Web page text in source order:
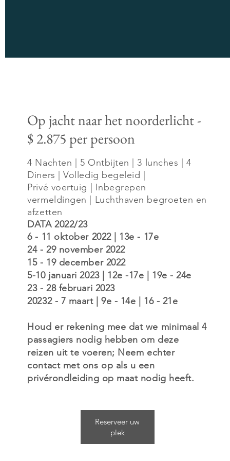
Op jacht naar het noorderlicht -
$ 2.875 per persoon
4 Nachten | 5 Ontbijten | 3 lunches | 4
Diners | Volledig begeleid |
Privé voertuig | Inbegrepen
vermeldingen | Luchthaven begroeten en
afzetten
DATA 2022/23
6 - 11 oktober 2022 | 13e - 17e
24 - 29 november 2022
15 - 19 december 2022
5-10 januari 2023 | 12e -17e | 19e - 24e
23 - 28 februari 2023
20232 - 7 maart | 9e - 14e | 16 - 21e
Houd er rekening mee dat we minimaal 4
passagiers nodig hebben om deze
reizen uit te voeren; Neem echter
contact met ons op als u een
privérondleiding op maat nodig heeft.
Reserveer uw
plek